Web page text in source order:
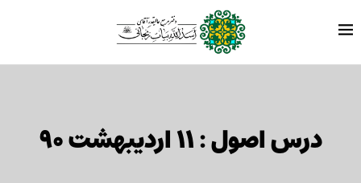
درس اصول : ۱۱ اردیبهشت ۹۰